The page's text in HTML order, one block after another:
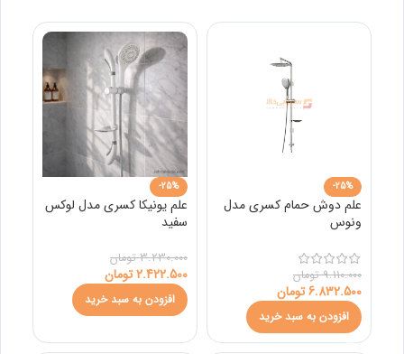
-25%
علم دوش حمام کسری مدل
ونوس
9.110.000 تومان
6.832.500تومان
افزودن به سبد خرید
-25%
علم یونیکا کسری مدل لوکس
سفید
3.230.000 تومان
2.422.500تومان
افزودن به سبد خرید